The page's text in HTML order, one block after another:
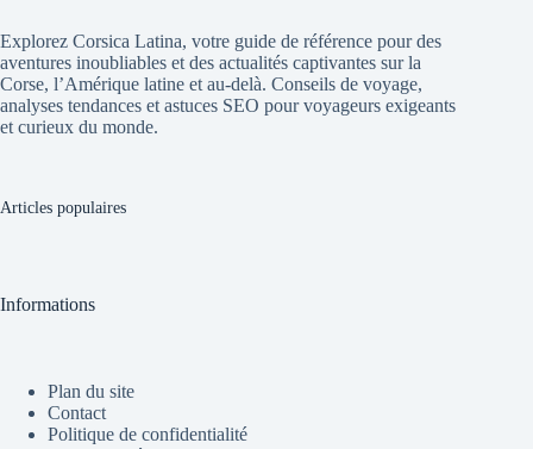
Explorez Corsica Latina, votre guide de référence pour des
aventures inoubliables et des actualités captivantes sur la
Corse, l’Amérique latine et au-delà. Conseils de voyage,
analyses tendances et astuces SEO pour voyageurs exigeants
et curieux du monde.
Articles populaires
Informations
Plan du site
Contact
Politique de confidentialité